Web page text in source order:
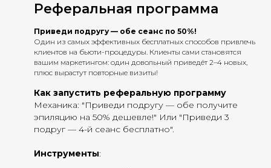
Реферальная программа
Приведи подругу — обе сеанс по 50%!
Один из самых эффективных бесплатных способов привлечь
клиентов на бьюти-процедуры. Клиенты сами становятся
вашим маркетингом: один довольный приведёт 2–4 новых,
плюс вырастут повторные визиты!
Как запустить реферальную программу
Механика: "Приведи подругу — обе получите
эпиляцию на 50% дешевле!" Или "Приведи 3
подруг — 4-й сеанс бесплатно".
Инструменты: